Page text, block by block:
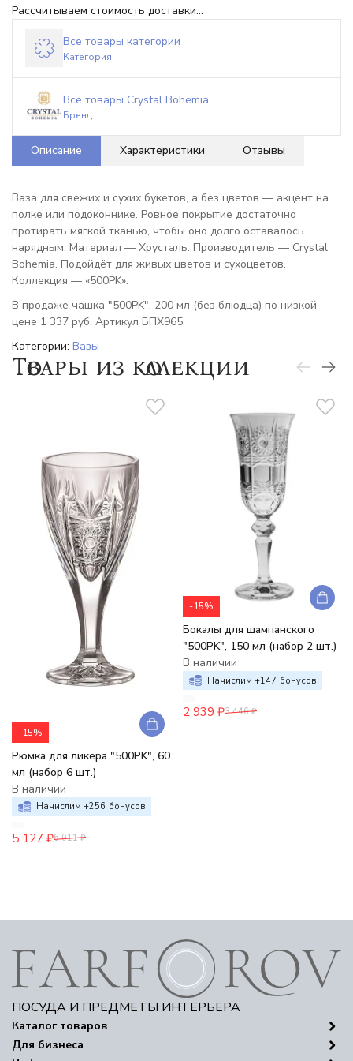
Рассчитываем стоимость доставки...
Все товары категории
Категория
Все товары Crystal Bohemia
Бренд
Описание Характеристики Отзывы
Ваза для свежих и сухих букетов, а без цветов — акцент на
полке или подоконнике. Ровное покрытие достаточно
протирать мягкой тканью, чтобы оно долго оставалось
нарядным. Материал — Хрусталь. Производитель — Crystal
Bohemia. Подойдёт для живых цветов и сухоцветов.
Коллекция — «500PK».
В продаже чашка "500PK", 200 мл (без блюдца) по низкой
цене 1 337 руб. Артикул БПХ965.
Категории: Вазы
Товары из коллекции
-15%
Рюмка для ликера "500PK", 60
мл (набор 6 шт.)
В наличии
Начислим +256 бонусов
5 127 ₽6 011 ₽
-15%
Бокалы для шампанского
"500PK", 150 мл (набор 2 шт.)
В наличии
Начислим +147 бонусов
2 939 ₽3 446 ₽
ПОСУДА И ПРЕДМЕТЫ ИНТЕРЬЕРА
Каталог товаров
Для бизнеса